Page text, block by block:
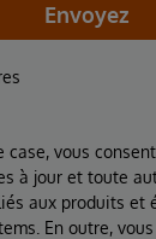
Envoyez
vous
à jour et toute
aux produits et
En outre,